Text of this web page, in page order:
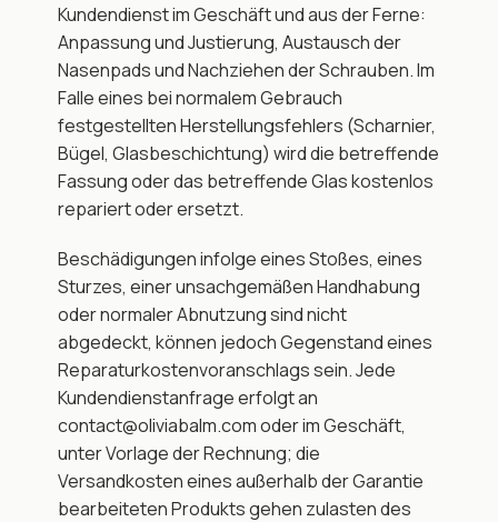
Kundendienst im Geschäft und aus der Ferne:
Anpassung und Justierung, Austausch der
Nasenpads und Nachziehen der Schrauben. Im
Falle eines bei normalem Gebrauch
festgestellten Herstellungsfehlers (Scharnier,
Bügel, Glasbeschichtung) wird die betreffende
Fassung oder das betreffende Glas kostenlos
repariert oder ersetzt.
Beschädigungen infolge eines Stoßes, eines
Sturzes, einer unsachgemäßen Handhabung
oder normaler Abnutzung sind nicht
abgedeckt, können jedoch Gegenstand eines
Reparaturkostenvoranschlags sein. Jede
Kundendienstanfrage erfolgt an
contact@oliviabalm.com oder im Geschäft,
unter Vorlage der Rechnung; die
Versandkosten eines außerhalb der Garantie
bearbeiteten Produkts gehen zulasten des